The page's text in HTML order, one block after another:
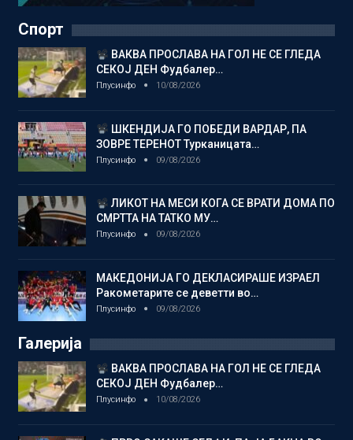
Спорт
ВАКВА ПРОСЛАВА НА ГОЛ НЕ СЕ ГЛЕДА
СЕКОЈ ДЕН Фудбалер…
Плусинфо 10/08/2026
ШКЕНДИЈА ГО ПОБЕДИ ВАРДАР, ПА
ЗОВРЕ ТЕРЕНОТ Турканицата…
Плусинфо 09/08/2026
ЛИКОТ НА МЕСИ КОГА СЕ ВРАТИ ДОМА ПО
СМРТТА НА ТАТКО МУ…
Плусинфо 09/08/2026
МАКЕДОНИЈА ГО ДЕКЛАСИРАШЕ ИЗРАЕЛ
Ракометарите се деветти во…
Плусинфо 09/08/2026
Галерија
ВАКВА ПРОСЛАВА НА ГОЛ НЕ СЕ ГЛЕДА
СЕКОЈ ДЕН Фудбалер…
Плусинфо 10/08/2026